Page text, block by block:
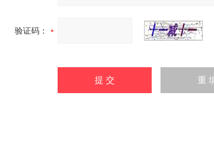
验证码：